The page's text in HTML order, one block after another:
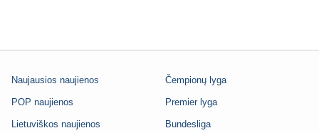
Naujausios naujienos
POP naujienos
Lietuviškos naujienos
Čempionų lyga
Premier lyga
Bundesliga